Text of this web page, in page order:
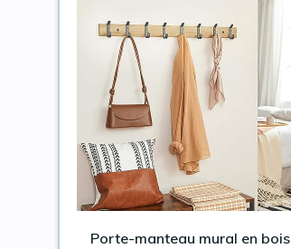
Porte-manteau mural en bois